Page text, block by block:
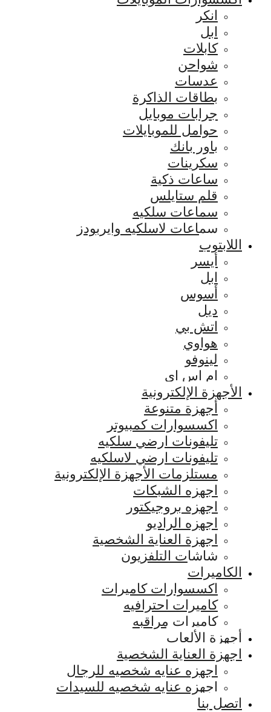
انكر
ابل
كابلات
شواحن
عدسات
بطاقات الذاكرة
جرابات موبايل
حوامل للموبايلات
باور بانك
سكرينات
ساعات ذكية
قلم ستايلس
سماعات سلكيه
سماعات لاسلكيه وايربودز
اللابتوب
أيسر
ابل
أسوس
ديل
اتش بي
هواوي
لينوفو
ام اس اي
الأجهزة الإلكترونية
أجهزة متنوعة
اكسسوارات كمبيوتر
تليفونات ارضي سلكيه
تليفونات ارضي لاسلكيه
مستلزمات الأجهزة الإلكترونية
اجهزه الشبكات
اجهزه بروجيكتور
اجهزه الراديو
اجهزة العناية الشخصية
شاشات التلفزيون
الكاميرات
اكسسوارات كاميرات
كاميرات احترافيه
كاميرات مراقبه
أجهزة الألعاب
اجهزة العناية الشخصية
اجهزه عنايه شخصيه للرجال
اجهزه عنايه شخصيه للسيدات
اتصل بنا